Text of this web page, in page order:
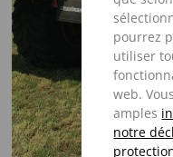
pourrez
utiliser
web.
amples
notre